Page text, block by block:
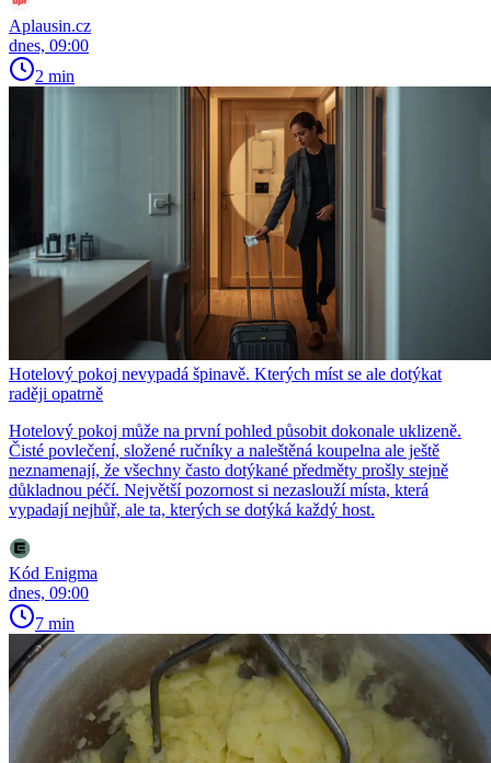
Aplausin.cz
dnes, 09:00
2 min
Hotelový pokoj nevypadá špinavě. Kterých míst se ale dotýkat
raději opatrně
Hotelový pokoj může na první pohled působit dokonale uklizeně.
Čisté povlečení, složené ručníky a naleštěná koupelna ale ještě
neznamenají, že všechny často dotýkané předměty prošly stejně
důkladnou péčí. Největší pozornost si nezaslouží místa, která
vypadají nejhůř, ale ta, kterých se dotýká každý host.
Kód Enigma
dnes, 09:00
7 min